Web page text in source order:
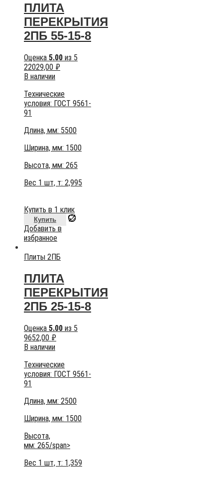
ПЛИТА
ПЕРЕКРЫТИЯ
2ПБ 55-15-8
Оценка 5.00 из 5
22029,00 ₽
В наличии
Технические
условия: ГОСТ 9561-
91
Длина, мм: 5500
Ширина, мм: 1500
Высота, мм: 265
Вес 1 шт, т: 2,995
Купить в 1 клик
Купить
Добавить в
избранное
Плиты 2ПБ
ПЛИТА
ПЕРЕКРЫТИЯ
2ПБ 25-15-8
Оценка 5.00 из 5
9652,00 ₽
В наличии
Технические
условия: ГОСТ 9561-
91
Длина, мм: 2500
Ширина, мм: 1500
Высота,
мм: 265/span>
Вес 1 шт, т: 1,359